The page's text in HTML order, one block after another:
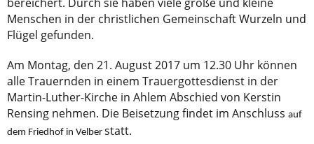
Menschen in der christlichen Gemeinschaft Wurzeln und
Flügel gefunden.
Am Montag, den 21. August 2017 um 12.30 Uhr können
alle Trauernden in einem Trauergottesdienst in der
Martin-Luther-Kirche in Ahlem Abschied von Kerstin
Rensing nehmen. Die Beisetzung findet im Anschluss auf
dem Friedhof in Velber statt.